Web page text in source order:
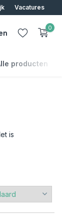
Vacatures
0
producten
is